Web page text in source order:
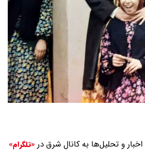
و تحلیل‌ها به کانال شرق در «تلگرام»